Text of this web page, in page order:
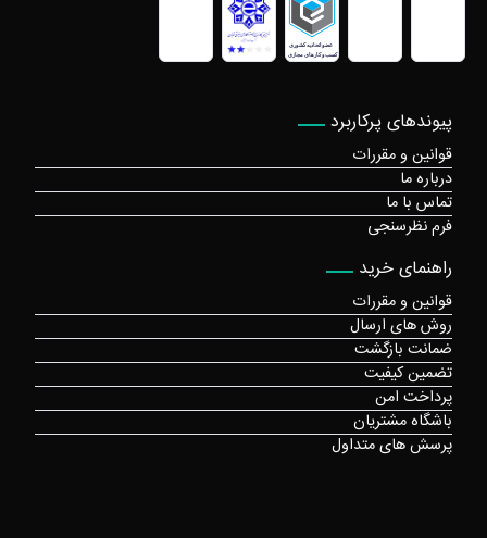
پیوندهای پرکاربرد
قوانین و مقررات
درباره ما
تماس با ما
فرم نظرسنجی
راهنمای خرید
قوانین و مقررات
روش های ارسال
ضمانت بازگشت
تضمین کیفیت
پرداخت امن
باشگاه مشتریان
پرسش های متداول